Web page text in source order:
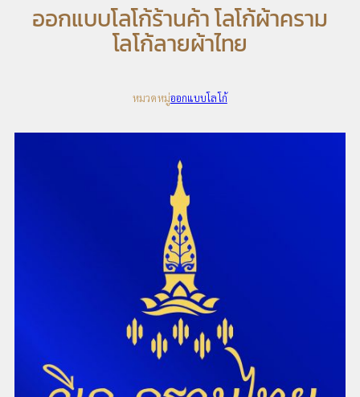
ออกแบบโลโก้ร้านค้า โลโก้ผ้าคราม
โลโก้ลายผ้าไทย
หมวดหมู่ออกแบบโลโก้